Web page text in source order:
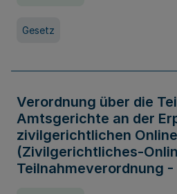
Gesetz
Verordnung über die
Amtsgerichte an der
zivilgerichtlichen
(Zivilgerichtliches-
Teilnahmeverordnung -